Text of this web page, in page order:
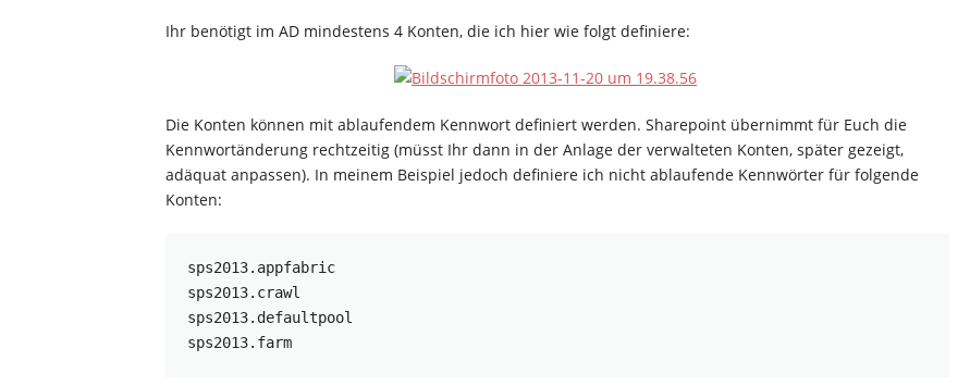
Ihr benötigt im AD mindestens 4 Konten, die ich hier wie folgt definiere:
Die Konten können mit ablaufendem Kennwort definiert werden. Sharepoint übernimmt für Euch die
Kennwortänderung rechtzeitig (müsst Ihr dann in der Anlage der verwalteten Konten, später gezeigt,
adäquat anpassen). In meinem Beispiel jedoch definiere ich nicht ablaufende Kennwörter für folgende
Konten:
sps2013.appfabric
sps2013.crawl
sps2013.defaultpool
sps2013.farm